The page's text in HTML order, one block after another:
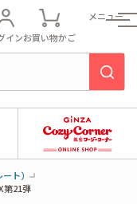
インお買い物かご
メニュー
ート）
第21弾